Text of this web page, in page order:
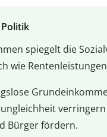
spiegelt die
wie
Bürger fördern.